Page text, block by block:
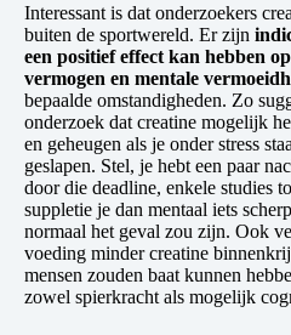
Interessant is dat onderzoekers
buiten de sportwereld. Er zijn
een positief effect kan hebben
vermogen en mentale
bepaalde omstandigheden. Zo
onderzoek dat creatine mogelijk
en geheugen als je onder stress
geslapen. Stel, je hebt een paar
door die deadline, enkele studies
suppletie je dan mentaal iets
normaal het geval zou zijn. Ook
voeding minder creatine
mensen zouden baat kunnen
zowel spierkracht als mogelijk